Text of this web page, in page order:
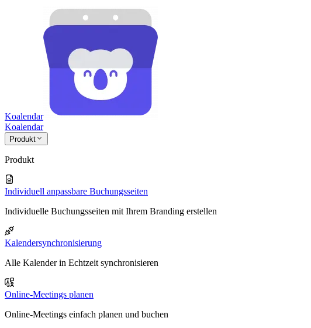
Koalendar
Koalendar
Produkt
Produkt
Individuell anpassbare Buchungsseiten
Individuelle Buchungsseiten mit Ihrem Branding erstellen
Kalendersynchronisierung
Alle Kalender in Echtzeit synchronisieren
Online-Meetings planen
Online-Meetings einfach planen und buchen